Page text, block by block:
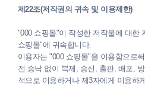
제22조(저작권의 귀속 및 이용제한)
"000 쇼핑몰"이 작성한 저작물에 대한
쇼핑몰"에 귀속합니다.
이용자는 "000 쇼핑몰"을 이용함으로
전 승낙 없이 복제, 송신, 출판, 배포,
적으로 이용하거나 제3자에게 이용하